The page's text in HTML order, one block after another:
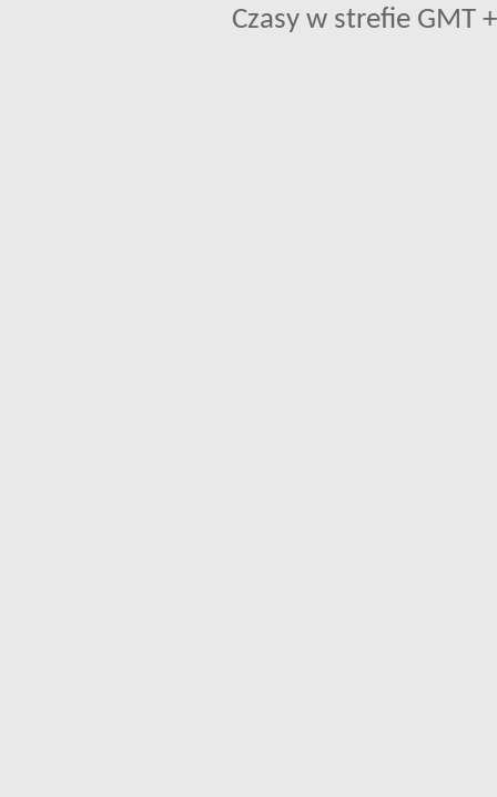
Czasy w strefie GMT